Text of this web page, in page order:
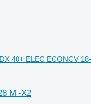
40+ ELEC ECONOV 18-
M -X2